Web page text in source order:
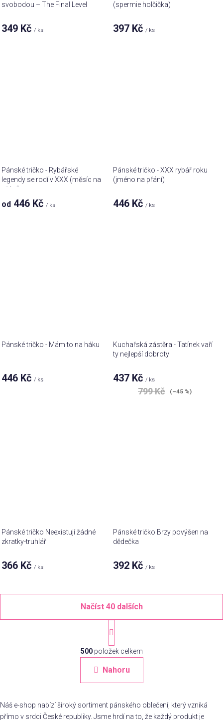
svobodou – The Final Level
349 Kč/ ks
(spermie holčička)
397 Kč/ ks
Pánské tričko - Rybářské
legendy se rodí v XXX (měsíc na
přání)
od 446 Kč / ks
Pánské tričko - XXX rybář roku
(jméno na přání)
446 Kč / ks
Pánské tričko - Mám to na háku
446 Kč/ ks
Kuchařská zástěra - Tatínek vaří
ty nejlepší dobroty
437 Kč/ ks
799 Kč (–45 %)
Pánské tričko Neexistují žádné
zkratky-truhlář
366 Kč / ks
Pánské tričko Brzy povýšen na
dědečka
392 Kč / ks
O
v
l
á
d
c
Načíst 40 dalších
S
t
r
á
n
k
o
á
n
500položek celkem
Nahoru
Náš e-shop nabízí široký sortiment pánského oblečení, který vzniká
přímo v srdci České republiky. Jsme hrdí na to, že každý produkt je